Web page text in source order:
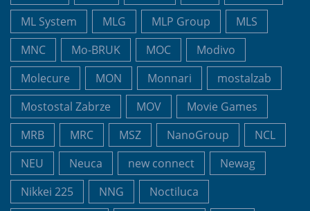
ML System
MLG MLP Group
MLS
MNC
Mo-BRUK MOC
Modivo
Molecure
MON Monnari
mostalzab
Mostostal Zabrze
MOV
Movie Games
MRB
MRC MSZ NanoGroup
NCL
NEU
Neuca new connect
Newag
Nikkei 225
NNG
Noctiluca